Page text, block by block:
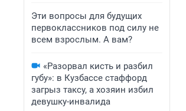
Эти вопросы для будущих
первоклассников под силу не
всем взрослым. А вам?
«Разорвал кисть и разбил
губу»: в Кузбассе стаффорд
загрыз таксу, а хозяин избил
девушку-инвалида